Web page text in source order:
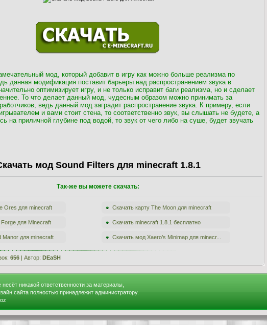
мод, который добавит в игру как можно больше реализма по
данная модификация поставит барьеры над распространением звука в
оптимизирует игру, и не только исправит баги реализма, но и сделает
То что делает данный мод, чудесным образом можно принимать за
ведь данный мод заградит распространение звука. К примеру, если
и вами стоит стена, то соответственно звук, вы слышать не будете, а
на приличной глубине под водой, то звук от чего либо на суше, будет звучать
мод Sound Filters для minecraft 1.8.1
Так-же вы можете скачать:
Ores для minecraft Скачать карту The Moon для minecraft
для Minecraft Скачать minecraft 1.8.1 бесплатно
Manor для minecraft Скачать мод Xaero’s Minimap для minecr...
656| Автор: DEaSH
никакой ответственности за материалы,
сайта полностью принадлежит администратору.